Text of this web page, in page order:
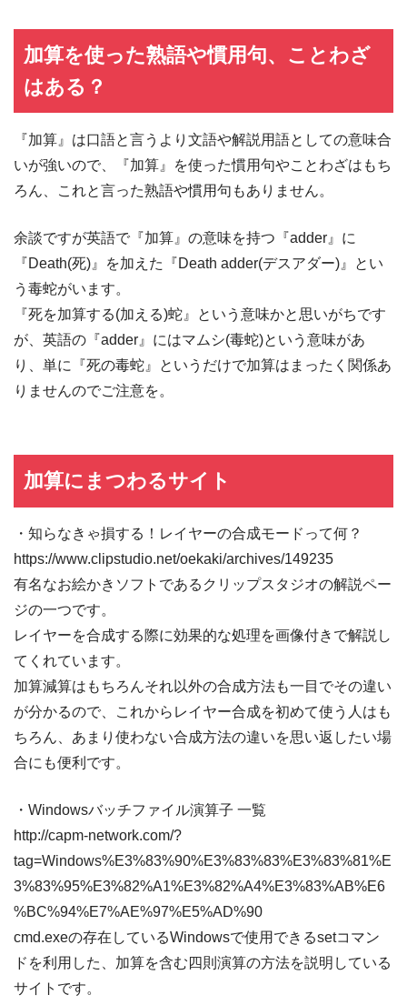
加算を使った熟語や慣用句、ことわざ
はある？
『加算』は口語と言うより文語や解説用語としての意味合
いが強いので、『加算』を使った慣用句やことわざはもち
ろん、これと言った熟語や慣用句もありません。
余談ですが英語で『加算』の意味を持つ『adder』に
『Death(死)』を加えた『Death adder(デスアダー)』とい
う毒蛇がいます。
『死を加算する(加える)蛇』という意味かと思いがちです
が、英語の『adder』にはマムシ(毒蛇)という意味があ
り、単に『死の毒蛇』というだけで加算はまったく関係あ
りませんのでご注意を。
加算にまつわるサイト
・知らなきゃ損する！レイヤーの合成モードって何？
https://www.clipstudio.net/oekaki/archives/149235
有名なお絵かきソフトであるクリップスタジオの解説ペー
ジの一つです。
レイヤーを合成する際に効果的な処理を画像付きで解説し
てくれています。
加算減算はもちろんそれ以外の合成方法も一目でその違い
が分かるので、これからレイヤー合成を初めて使う人はも
ちろん、あまり使わない合成方法の違いを思い返したい場
合にも便利です。
・Windowsバッチファイル演算子 一覧
http://capm-network.com/?
tag=Windows%E3%83%90%E3%83%83%E3%83%81%E
3%83%95%E3%82%A1%E3%82%A4%E3%83%AB%E6
%BC%94%E7%AE%97%E5%AD%90
cmd.exeの存在しているWindowsで使用できるsetコマン
ドを利用した、加算を含む四則演算の方法を説明している
サイトです。